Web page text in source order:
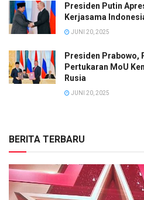
Presiden Putin
Kerjasama
JUNI 20, 2025
Presiden Prabowo,
Pertukaran MoU
Rusia
JUNI 20, 2025
BERITA TERBARU